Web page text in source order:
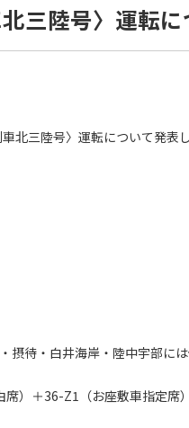
三陸号〉運転に
北三陸号〉運転について発表し
待・白井海岸・陸中宇部には
）＋36-Z1（お座敷車指定席）